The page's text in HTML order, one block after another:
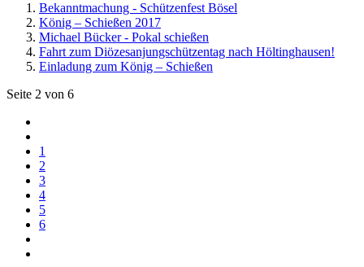
Bekanntmachung - Schützenfest Bösel
König – Schießen 2017
Michael Bücker - Pokal schießen
Fahrt zum Diözesanjungschützentag nach Höltinghausen!
Einladung zum König – Schießen
Seite 2 von 6
1
2
3
4
5
6